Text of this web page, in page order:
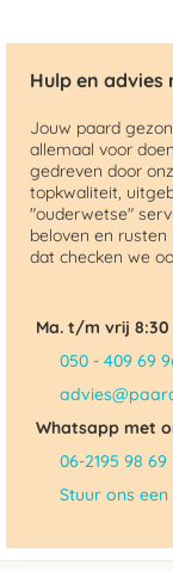
Hulp en advies
Jouw paard
allemaal voor
gedreven door
topkwaliteit,
"ouderwetse"
beloven en
dat checken we
Ma. t/m vrij 8:30
050 - 409 69
Whatsapp met
06-2195 98 69
Stuur ons